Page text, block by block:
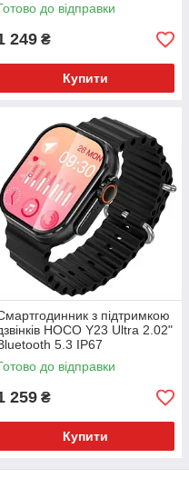
до відправки
249 ₴
Купити
з підтримкою
HOCO Y23 Ultra 2.02"
5.3 IP67
до відправки
259 ₴
Купити